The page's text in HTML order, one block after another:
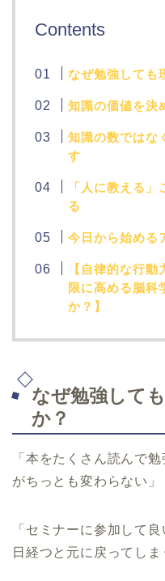
Contents
なぜ勉強しても
知識の価値を決
知識の数ではな
す
「人に教える
る
今日から始める
【自律的な行
限に高める脳科
か？】
なぜ勉強して
か？
「本をたくさん読んで
がちっとも変わらない」
「セミナーに参加して
日経つと元に戻ってしま